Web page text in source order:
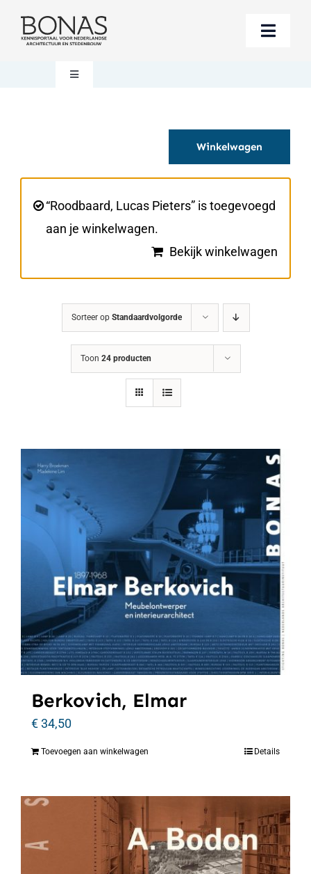
naar
Toggle
Berichten
Steun BONAS
Toggle
Winkelwagen
Winkelwagen
“Roodbaard, Lucas Pieters” is toegevoegd
aan je winkelwagen.
Bekijk winkelwagen
Sorteer op Standaardvolgorde
Toon 24 producten
Berkovich, Elmar
€34,50
Toevoegen aan winkelwagen Details